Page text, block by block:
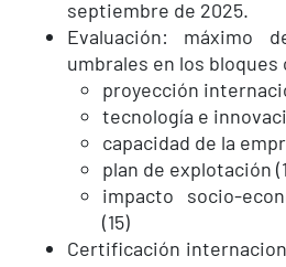
septiembre de 2025.
Evaluación: máximo
umbrales en los
proyección
tecnología e
capacidad de la
plan de explotación
impacto socio-
(15)
Certificación